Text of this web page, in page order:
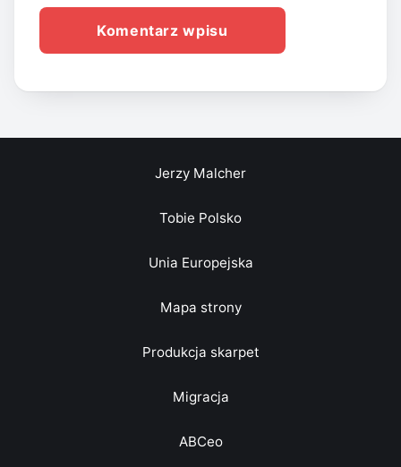
Jerzy Malcher
Tobie Polsko
Unia Europejska
Mapa strony
Produkcja skarpet
Migracja
ABCeo